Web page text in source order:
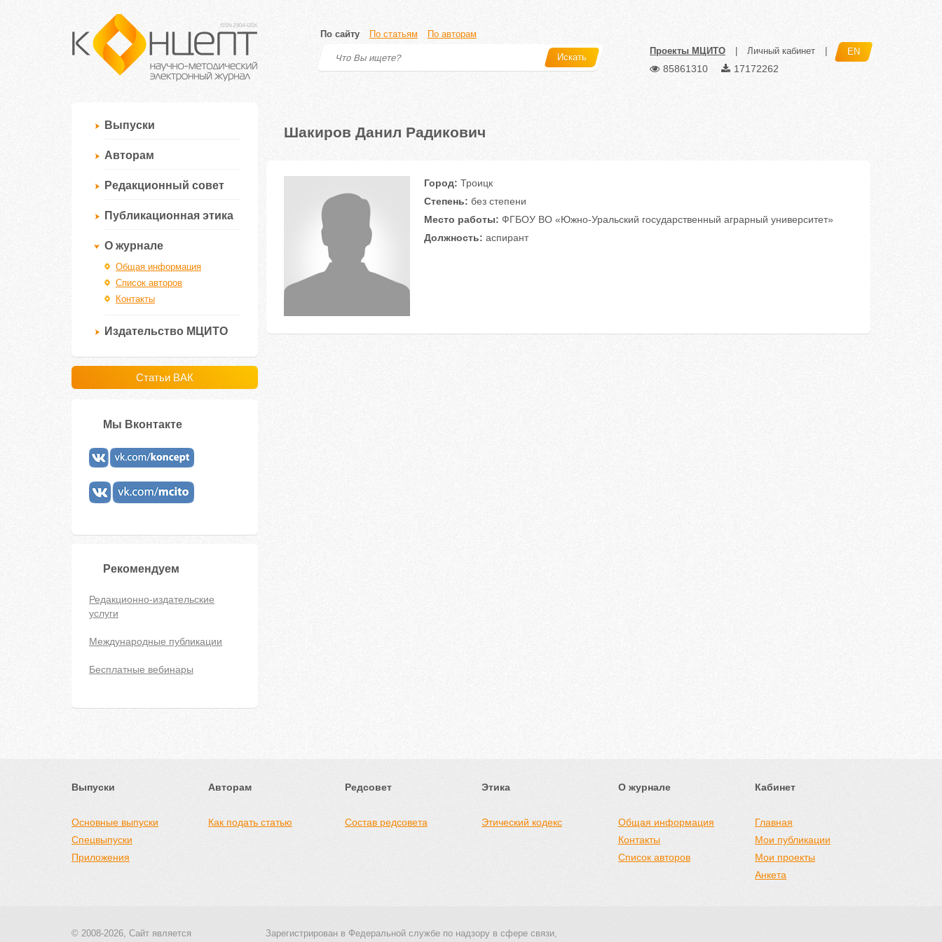
По сайту По статьям По авторам
Искать
Проекты МЦИТО Личный кабинет EN
85861310 17172262
Выпуски
Авторам
Редакционный совет
Публикационная этика
О журнале
Общая информация
Список авторов
Контакты
Издательство МЦИТО
Статьи ВАК
Мы Вконтакте
Рекомендуем
Редакционно-издательские
услуги
Международные публикации
Бесплатные вебинары
Шакиров Данил Радикович
Город: Троицк
Степень: без степени
Место работы: ФГБОУ ВО «Южно-Уральский государственный аграрный университет»
Должность: аспирант
Выпуски
Основные выпуски
Спецвыпуски
Приложения
Авторам
Как подать статью
Редсовет
Состав редсовета
Этика
Этический кодекс
О журнале
Общая информация
Контакты
Список авторов
Кабинет
Главная
Мои публикации
Мои проекты
Анкета
© 2008-2026, Сайт является
Зарегистрирован в Федеральной службе по надзору в сфере связи,